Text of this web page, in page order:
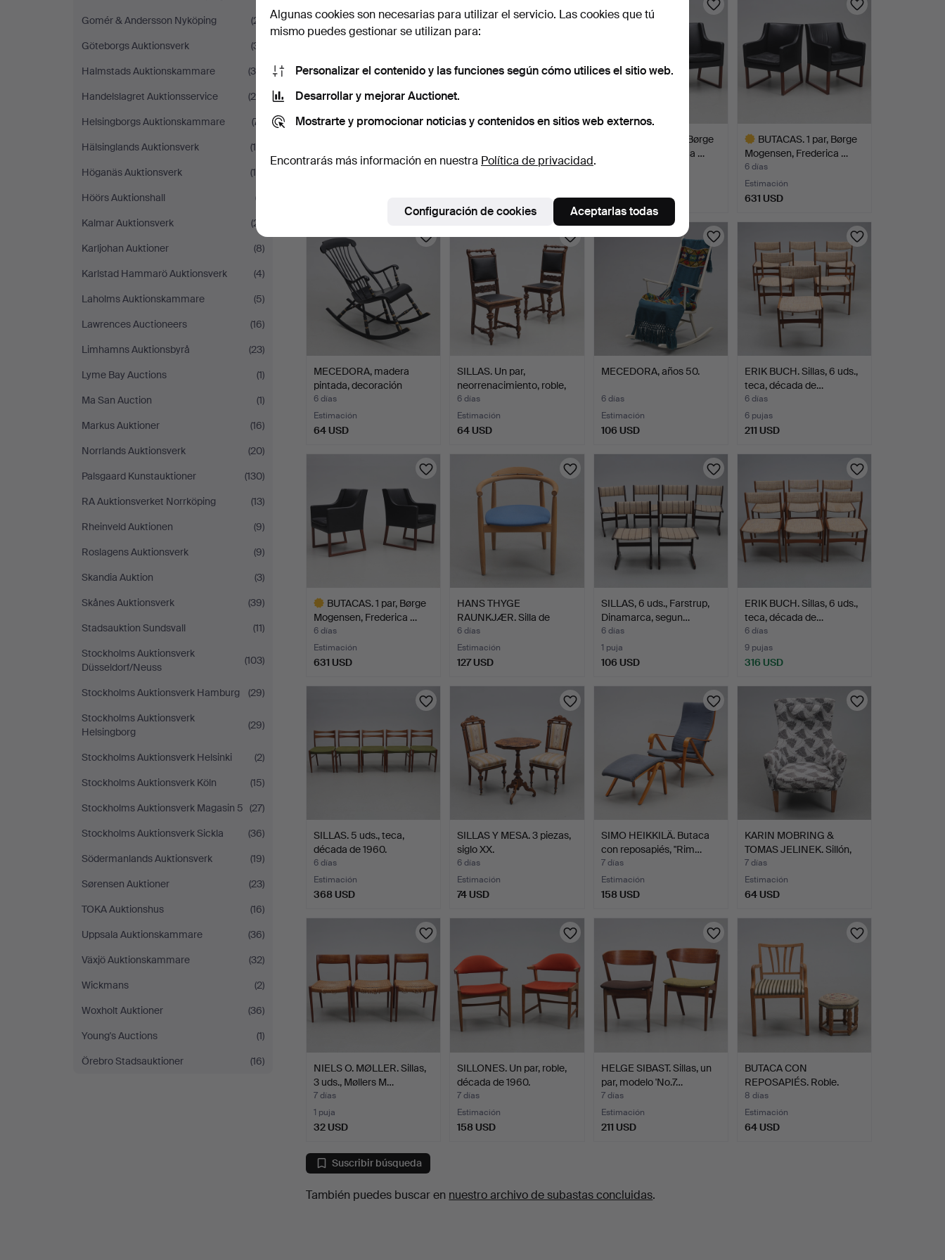
Gomér & Andersson Nyköping
(21)
Göteborgs Auktionsverk
(31)
Halmstads Auktionskammare
(35)
Handelslagret Auktionsservice
(26)
Helsingborgs Auktionskammare
(71)
Hälsinglands Auktionsverk
(16)
Höganäs Auktionsverk
(10)
Höörs Auktionshall
(7)
Kalmar Auktionsverk
(21)
Karljohan Auktioner
(8)
Karlstad Hammarö Auktionsverk
(4)
Laholms Auktionskammare
(5)
Lawrences Auctioneers
(16)
Limhamns Auktionsbyrå
(23)
Lyme Bay Auctions
(1)
Ma San Auction
(1)
Markus Auktioner
(16)
Norrlands Auktionsverk
(20)
Palsgaard Kunstauktioner
(130)
RA Auktionsverket Norrköping
(13)
Rheinveld Auktionen
(9)
Roslagens Auktionsverk
(9)
Skandia Auktion
(3)
Skånes Auktionsverk
(39)
Stadsauktion Sundsvall
(11)
Stockholms Auktionsverk
Düsseldorf/Neuss
(103)
Stockholms Auktionsverk Hamburg
(29)
Stockholms Auktionsverk
Helsingborg
(29)
Stockholms Auktionsverk Helsinki
(2)
Stockholms Auktionsverk Köln
(15)
Stockholms Auktionsverk Magasin 5 (27)
Stockholms Auktionsverk Sickla
(36)
Södermanlands Auktionsverk
(19)
Sørensen Auktioner
(23)
TOKA Auktionshus
(16)
Uppsala Auktionskammare
(36)
Växjö Auktionskammare
(32)
Wickmans
(2)
Woxholt Auktioner
(36)
Young's Auctions
(1)
Örebro Stadsauktioner
(16)
6 días
imperio, caoba, sig…
6 días
BUTACAS. 1 par, Børge
Mogensen, Frederica …
211 USD
Lote
BUTACAS. 1 par, Børge
Mogensen, Frederica …
6 días
Estimación
631 USD
MECEDORA, madera
pintada, decoración
pinta…
6 días
Estimación
64 USD
SILLAS. Un par,
neorrenacimiento, roble,
s…
6 días
Estimación
64 USD
MECEDORA, años 50.
6 días
Estimación
106 USD
ERIK BUCH. Sillas, 6 uds.,
teca, década de…
6 días
6 pujas
211 USD
BUTACAS. 1 par, Børge
Mogensen, Frederica …
6 días
Estimación
631 USD
HANS THYGE
RAUNKJÆR. Silla de
comedor/sill…
6 días
Estimación
127 USD
SILLAS, 6 uds., Farstrup,
Dinamarca, segun…
6 días
1 puja
106 USD
ERIK BUCH. Sillas, 6 uds.,
teca, década de…
6 días
9 pujas
316 USD
SILLAS. 5 uds., teca,
década de 1960.
6 días
Estimación
368 USD
SILLAS Y MESA. 3 piezas,
siglo XX.
6 días
Estimación
74 USD
SIMO HEIKKILÄ. Butaca
con reposapiés, "Rim…
7 días
Estimación
158 USD
KARIN MOBRING &
TOMAS JELINEK. Sillón,
"St…
7 días
Estimación
64 USD
NIELS O. MØLLER. Sillas,
3 uds., Møllers M…
7 días
1 puja
32 USD
SILLONES. Un par, roble,
década de 1960.
7 días
Estimación
158 USD
HELGE SIBAST. Sillas, un
par, modelo 'No.7…
7 días
Estimación
211 USD
BUTACA CON
REPOSAPIÉS. Roble.
8 días
Estimación
64 USD
Suscribir búsqueda
También puedes buscar en nuestro archivo de subastas concluidas.
Algunas cookies son necesarias para utilizar el servicio. Las cookies que tú
mismo puedes gestionar se utilizan para:
Personalizar el contenido y las funciones según cómo utilices el sitio web.
Desarrollar y mejorar Auctionet.
Mostrarte y promocionar noticias y contenidos en sitios web externos.
Encontrarás más información en nuestra Política de privacidad.
Configuración de cookies Aceptarlas todas